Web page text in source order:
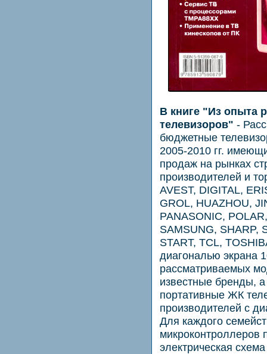
В книге "Из опыта
телевизоров" -
бюджетные
2005-2010 гг.
продаж на рынках
производителей и
AVEST, DIGITAL,
GROL, HUAZHOU,
PANASONIC,
SAMSUNG, SHARP,
START, TCL,
диагональю экрана
рассматриваемых
известные бренды,
портативные ЖК
производителей с
Для каждого
микроконтроллеров
электрическая